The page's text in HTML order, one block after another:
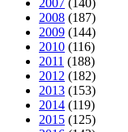
2007 (140)
2008 (187)
2009 (144)
2010 (116)
2011 (188)
2012 (182)
2013 (153)
2014 (119)
2015 (125)